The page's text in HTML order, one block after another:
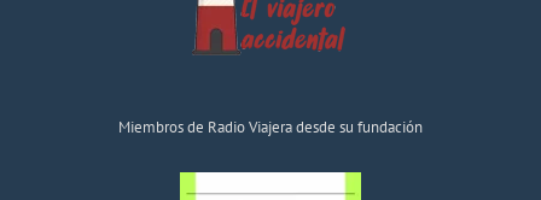
Miembros de Radio Viajera desde su fundación